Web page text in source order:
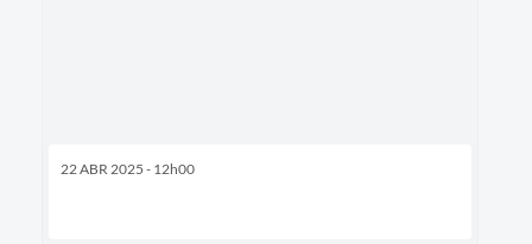
22 ABR 2025 - 12h00